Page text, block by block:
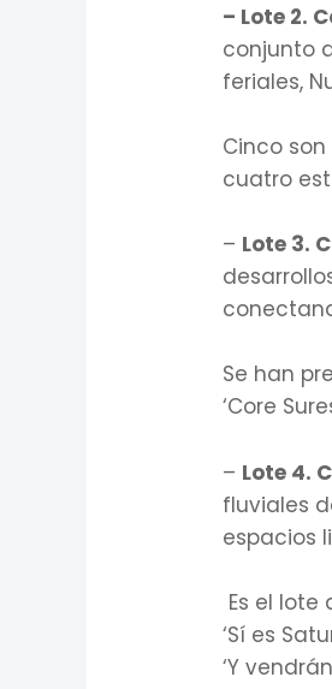
– Lote 2.
conjunto
feriales,
Cinco
cuatro
– Lote 3.
Se han
‘Core
– Lote 4.
fluviales
espacios
Es el lote
‘Sí es
‘Y